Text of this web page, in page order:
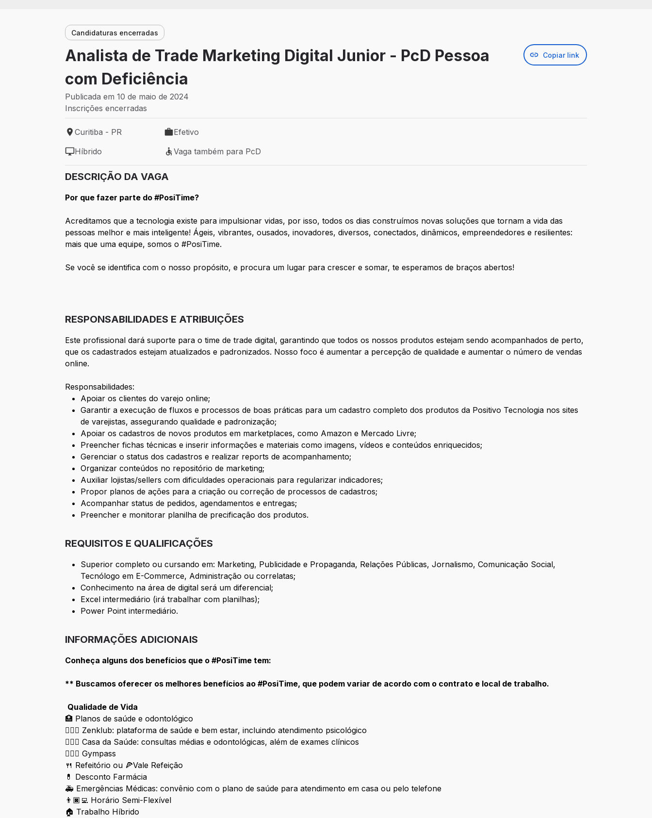
Candidaturas encerradas
Analista de Trade Marketing Digital Junior - PcD Pessoa
com Deficiência
Copiar link
Publicada em 10 de maio de 2024
Inscrições encerradas
Local de trabalho: Curitiba - PR
Curitiba - PR
Tipo de vaga: Efetivo
Efetivo
Modelo de trabalho: Híbrido
Híbrido
Vaga também para PcD
Vaga também para PcD
DESCRIÇÃO DA VAGA
Por que fazer parte do #PosiTime?
Acreditamos que a tecnologia existe para impulsionar vidas, por isso, todos os dias construímos novas soluções que tornam a vida das
pessoas melhor e mais inteligente! Ágeis, vibrantes, ousados, inovadores, diversos, conectados, dinâmicos, empreendedores e resilientes:
mais que uma equipe, somos o #PosiTime.
Se você se identifica com o nosso propósito, e procura um lugar para crescer e somar, te esperamos de braços abertos!
RESPONSABILIDADES E ATRIBUIÇÕES
Este profissional dará suporte para o time de trade digital, garantindo que todos os nossos produtos estejam sendo acompanhados de perto,
que os cadastrados estejam atualizados e padronizados. Nosso foco é aumentar a percepção de qualidade e aumentar o número de vendas
online.
Responsabilidades:
Apoiar os clientes do varejo online;
Garantir a execução de fluxos e processos de boas práticas para um cadastro completo dos produtos da Positivo Tecnologia nos sites
de varejistas, assegurando qualidade e padronização;
Apoiar os cadastros de novos produtos em marketplaces, como Amazon e Mercado Livre;
Preencher fichas técnicas e inserir informações e materiais como imagens, vídeos e conteúdos enriquecidos;
Gerenciar o status dos cadastros e realizar reports de acompanhamento;
Organizar conteúdos no repositório de marketing;
Auxiliar lojistas/sellers com dificuldades operacionais para regularizar indicadores;
Propor planos de ações para a criação ou correção de processos de cadastros;
Acompanhar status de pedidos, agendamentos e entregas;
Preencher e monitorar planilha de precificação dos produtos.
REQUISITOS E QUALIFICAÇÕES
Superior completo ou cursando em: Marketing, Publicidade e Propaganda, Relações Públicas, Jornalismo, Comunicação Social,
Tecnólogo em E-Commerce, Administração ou correlatas;
Conhecimento na área de digital será um diferencial;
Excel intermediário (irá trabalhar com planilhas);
Power Point intermediário.
INFORMAÇÕES ADICIONAIS
Conheça alguns dos benefícios que o #PosiTime tem:
​** Buscamos oferecer os melhores benefícios ao #PosiTime, que podem variar de acordo com o contrato e local de trabalho.
Qualidade de Vida
🏥 Planos de saúde e odontológico
🧘🏿‍♀️ Zenklub: plataforma de saúde e bem estar, incluindo atendimento psicológico
🧑🏿‍⚕️Casa da Saúde: consultas médias e odontológicas, além de exames clínicos
🏋🏿‍♀️Gympass
🍴 Refeitório ou 🍕Vale Refeição
💊 Desconto Farmácia
🚑 Emergências Médicas: convênio com o plano de saúde para atendimento em casa ou pelo telefone
👨🏿‍💻 Horário Semi-Flexível
🏠 Trabalho Híbrido